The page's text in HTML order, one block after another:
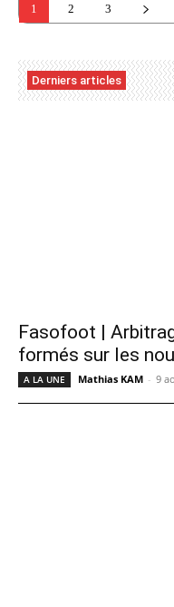
1 2 3
Derniers articles
Fasofoot |
formés sur les
A LA UNE Mathias KAM - 9